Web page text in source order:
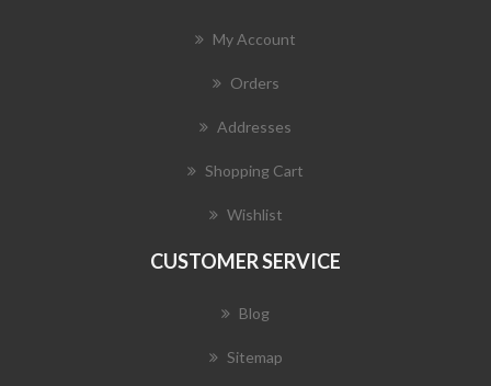
My Account
Orders
Addresses
Shopping Cart
Wishlist
CUSTOMER SERVICE
Blog
Sitemap